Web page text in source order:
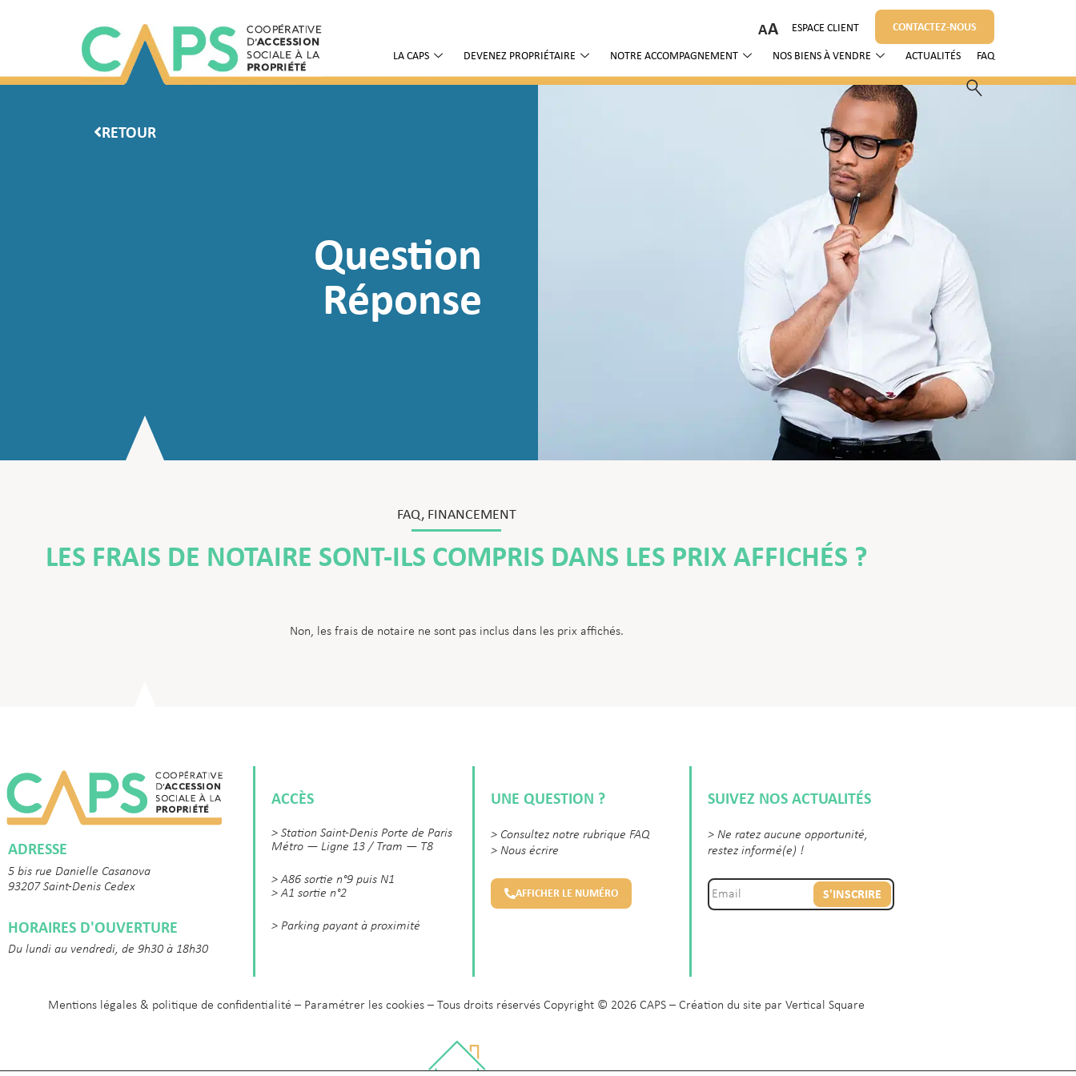
ESPACE CLIENT CONTACTEZ-NOUS
LA CAPS DEVENEZ PROPRIÉTAIRE NOTRE ACCOMPAGNEMENT NOS BIENS À VENDRE ACTUALITÉS FAQ
RETOUR
Question
Réponse
FAQ, FINANCEMENT
LES FRAIS DE NOTAIRE SONT-ILS COMPRIS DANS LES PRIX AFFICHÉS ?
Non, les frais de notaire ne sont pas inclus dans les prix affichés.
ADRESSE
5 bis rue Danielle Casanova
93207 Saint-Denis Cedex
HORAIRES D'OUVERTURE
Du lundi au vendredi, de 9h30 à 18h30
ACCÈS
> Station Saint-Denis Porte de Paris
Métro — Ligne 13 / Tram — T8
> A86 sortie n°9 puis N1
> A1 sortie n°2
> Parking payant à proximité
UNE QUESTION ?
> Consultez notre rubrique FAQ
> Nous écrire
AFFICHER LE NUMÉRO
SUIVEZ NOS ACTUALITÉS
> Ne ratez aucune opportunité,
restez informé(e) !
S'INSCRIRE
Mentions légales & politique de confidentialité – Paramétrer les cookies – Tous droits réservés Copyright © 2026 CAPS – Création du site par Vertical Square
A